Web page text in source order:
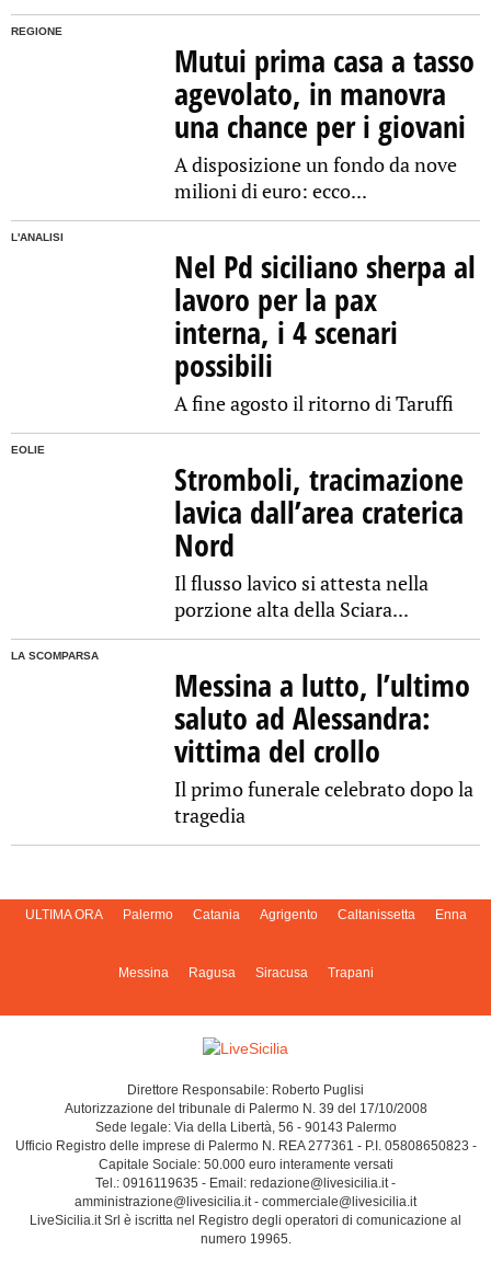
REGIONE
Mutui prima casa a tasso
agevolato, in manovra
una chance per i giovani
A disposizione un fondo da nove
milioni di euro: ecco...
L'ANALISI
Nel Pd siciliano sherpa al
lavoro per la pax
interna, i 4 scenari
possibili
A fine agosto il ritorno di Taruffi
EOLIE
Stromboli, tracimazione
lavica dall’area craterica
Nord
Il flusso lavico si attesta nella
porzione alta della Sciara...
LA SCOMPARSA
Messina a lutto, l’ultimo
saluto ad Alessandra:
vittima del crollo
Il primo funerale celebrato dopo la
tragedia
ULTIMA ORA Palermo Catania Agrigento Caltanissetta Enna
Messina Ragusa Siracusa Trapani
Direttore Responsabile: Roberto Puglisi
Autorizzazione del tribunale di Palermo N. 39 del 17/10/2008
Sede legale: Via della Libertà, 56 - 90143 Palermo
Ufficio Registro delle imprese di Palermo N. REA 277361 - P.I. 05808650823 -
Capitale Sociale: 50.000 euro interamente versati
Tel.: 0916119635 - Email: redazione@livesicilia.it -
amministrazione@livesicilia.it - commerciale@livesicilia.it
LiveSicilia.it Srl è iscritta nel Registro degli operatori di comunicazione al
numero 19965.